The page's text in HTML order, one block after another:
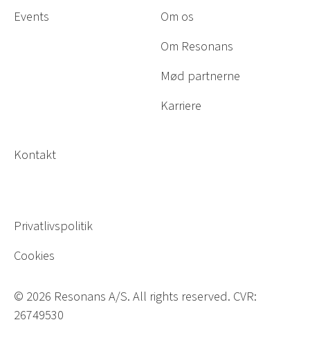
Events
Om os
Om Resonans
Mød partnerne
Karriere
Kontakt
© 2026 Resonans A/S. All rights reserved. CVR:
26749530
Privatlivspolitik
Cookies